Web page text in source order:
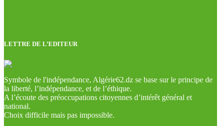
LETTRE DE L’EDITEUR
Symbole de l'indépendance, Algérie62.dz se base sur le principe de
la liberté, l’indépendance, et de l’éthique.
A l’écoute des préoccupations citoyennes d’intérêt général et
national.
Choix difficile mais pas impossible.